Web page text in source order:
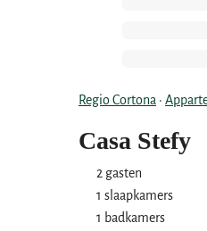
Regio Cortona ·
Casa Stefy
2 gasten
1 slaapkamers
1 badkamers